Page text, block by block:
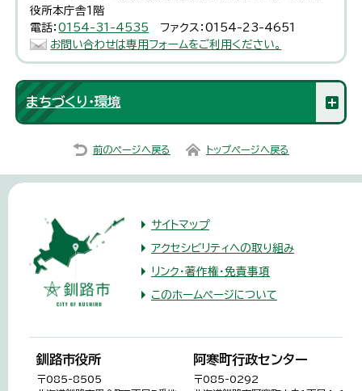
役所本庁舎1階
電話：0154-31-4535
ファクス：0154-23-4651
お問い合わせは専用フォームをご利用ください。
まちづくり・環境
前のページへ戻る トップページへ戻る
サイトマップ
アクセシビリティへの取り組み
リンク・著作権・免責事項
このホームページについて
釧路市役所
〒085-8505
阿寒町行政センター
〒085-0292